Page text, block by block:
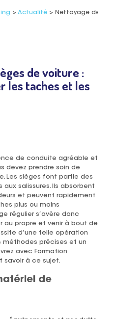
> Actualité> Nettoyage des
de voiture :
les taches et les
de conduite agréable et
devez prendre soin de
Les sièges font partie des
salissures. Ils absorbent
et peuvent rapidement
plus ou moins
régulier s’avère donc
au propre et venir à bout de
d’une telle opération
précises et un
avec Formation
savoir à ce sujet.
de